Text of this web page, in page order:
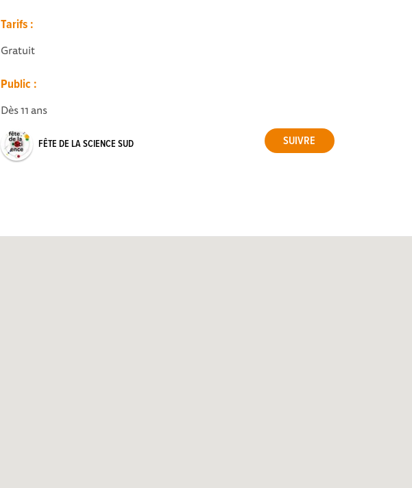
Tarifs :
Gratuit
Public :
Dès 11 ans
FÊTE DE LA SCIENCE SUD